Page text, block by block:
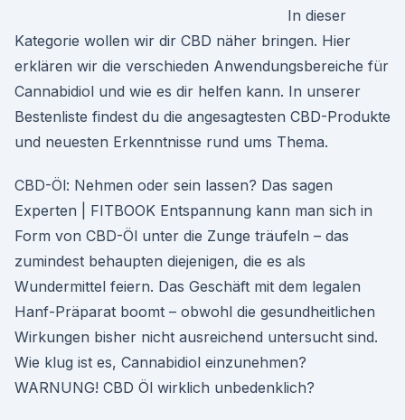
In dieser
Kategorie wollen wir dir CBD näher bringen. Hier
erklären wir die verschieden Anwendungsbereiche für
Cannabidiol und wie es dir helfen kann. In unserer
Bestenliste findest du die angesagtesten CBD-Produkte
und neuesten Erkenntnisse rund ums Thema.
CBD-Öl: Nehmen oder sein lassen? Das sagen
Experten | FITBOOK Entspannung kann man sich in
Form von CBD-Öl unter die Zunge träufeln – das
zumindest behaupten diejenigen, die es als
Wundermittel feiern. Das Geschäft mit dem legalen
Hanf-Präparat boomt – obwohl die gesundheitlichen
Wirkungen bisher nicht ausreichend untersucht sind.
Wie klug ist es, Cannabidiol einzunehmen?
WARNUNG! CBD Öl wirklich unbedenklich?